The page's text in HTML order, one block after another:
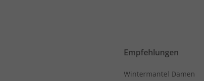
Empfehlungen
Wintermantel Damen